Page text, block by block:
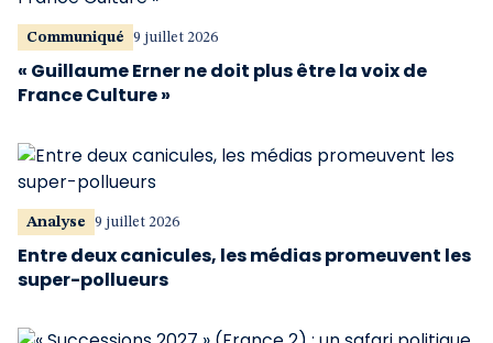
Communiqué 9 juillet 2026
« Guillaume Erner ne doit plus être la voix de
France Culture »
Analyse 9 juillet 2026
Entre deux canicules, les médias promeuvent les
super-pollueurs